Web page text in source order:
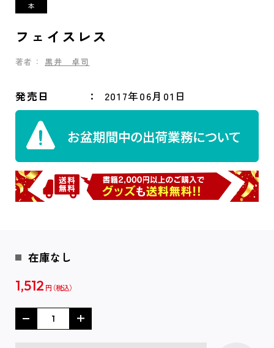
フェイスレス
著者： 黒井 卓司
発売日 2017年06月01日
在庫なし
1,512 円